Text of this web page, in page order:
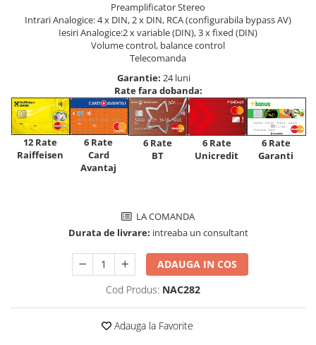
Preamplificator Stereo
Intrari Analogice: 4 x DIN, 2 x DIN, RCA (configurabila bypass AV)
Iesiri Analogice:2 x variable (DIN), 3 x fixed (DIN)
Volume control, balance control
Telecomanda
Garantie: 24 luni
Rate fara dobanda:
12 Rate
Raiffeisen
6 Rate
Card
Avantaj
6 Rate
BT
6 Rate
Unicredit
6 Rate
Garanti
LA COMANDA
Durata de livrare: intreaba un consultant
ADAUGA IN COS
Cod Produs: NAC282
Adauga la Favorite